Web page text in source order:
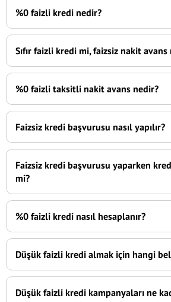
%0 faizli kredi nedir?
Sıfır faizli kredi mi, faizsiz nakit avans
%0 faizli taksitli nakit avans nedir?
Faizsiz kredi başvurusu nasıl yapılır?
Faizsiz kredi başvurusu yaparken
mi?
%0 faizli kredi nasıl hesaplanır?
Düşük faizli kredi almak için hangi
Düşük faizli kredi kampanyaları ne